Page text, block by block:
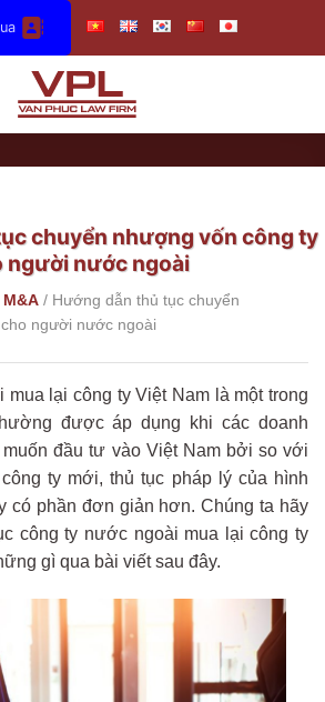
chuyển nhượng vốn công ty
người nước ngoài
/ Hướng dẫn thủ tục chuyển
người nước ngoài
lại công ty Việt Nam là một trong
được áp dụng khi các doanh
đầu tư vào Việt Nam bởi so với
ty mới, thủ tục pháp lý của hình
có phần đơn giản hơn. Chúng ta hãy
công ty nước ngoài mua lại công ty
gì qua bài viết sau đây.